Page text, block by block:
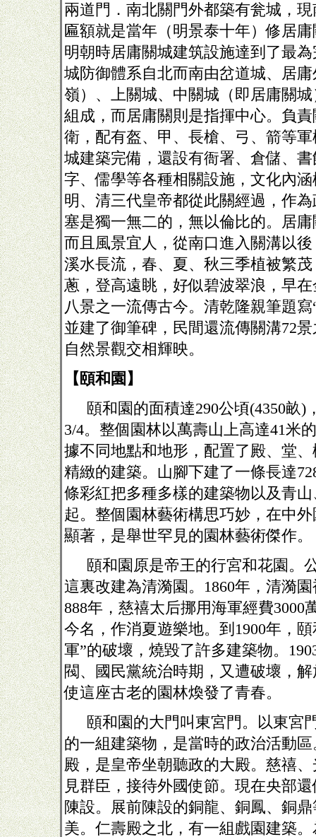
兩道門．南北關門外都築有瓮城，
匾額就是當年（明景泰十年）修居
明朝時居庸關城建筑設施達到了最
城防御體系自北而南由岔道城、居
嶺）、上關城、中關城（即居庸關
組成，而居庸關則是指揮中心。負
衛，配有盔、甲、長槍、弓、箭等
城建築完備，還設有衙署、倉儲、
字、儒學等各種相關設施，文化內
明、清三代皇帝都從此關經過，作
塞是獨一無二的，無以倫比的。居
而且風景宜人，從南口進入關溝以
溪水長流，春、夏、秋三季植被繁
蔥，登高遠眺，好似碧波翠浪，早
八景之一流傳古今。清乾隆親筆題
並建了御筆碑，民間還流傳關溝72景
自然景觀交相輝映。
【頤和園】
頤和園的面積達290公頃(4350畝)
3/4。整個園林以萬壽山上高達41米
據不同地點和地形，配置了殿、堂
精緻的建築。山腳下建了一條長達
條彩紅把多種多樣的建築物以及青
起。整個園林藝術構思巧妙，在中
顯著，是舉世罕見的園林藝術傑作。
頤和園原是帝王的行宮和花園。
這裏改建為清漪園。 1860年，清漪
888年，慈禧太后挪用海軍經費3000
今名，作消夏遊樂地。到 1900年，頤
軍”的破壞，燒毀了許多建築物。
閥、國民黨統治時期，又遭破壞，
使這座古老的園林煥發了青春。
頤和園的大門叫東宮門。以東宮
的一組建築物，是當時的政治活動
殿，是皇帝坐朝聽政的大殿。慈禧
見群臣，接待外國使節。現在央部
陳設。展前陳設的銅龍、銅鳳、銅
美。仁壽殿之北，有一組戲園建築